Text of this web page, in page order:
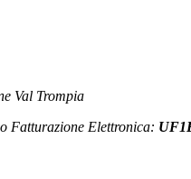
Val Trompia
Fatturazione Elettronica: